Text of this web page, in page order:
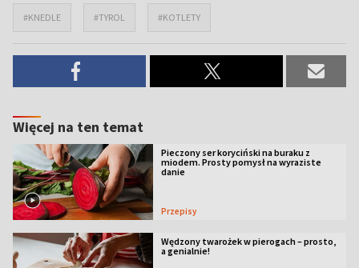
#KNEDLE #TYROL #KOTLETY
Więcej na ten temat
Pieczony ser koryciński na buraku z
miodem. Prosty pomysł na wyraziste
danie
Przepisy
Wędzony twarożek w pierogach – prosto,
a genialnie!